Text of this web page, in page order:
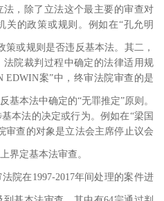
，除了立法这个最主要的审查对
关的政策或规则。例如在“孔允明
或规则是否违反基本法。 其二，
院裁判过程中确定的法律适用规
EDWIN案”中，终审法院审查的是
基本法中确定的“无罪推定”原则。
本法的决定或行为。例如在“梁国
审查的对象是立法会主席停止议会
界定基本法审查。
法院在1997-2017年间处理的案件进